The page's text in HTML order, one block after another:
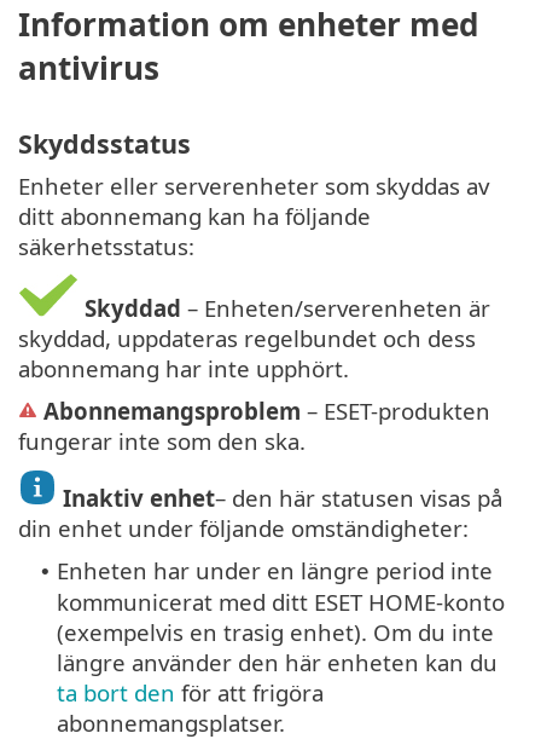
Information om enheter med
antivirus
Skyddsstatus
Enheter eller serverenheter som skyddas av
ditt abonnemang kan ha följande
säkerhetsstatus:
Skyddad – Enheten/serverenheten är
skyddad, uppdateras regelbundet och dess
abonnemang har inte upphört.
Abonnemangsproblem – ESET-produkten
fungerar inte som den ska.
Inaktiv enhet– den här statusen visas på
din enhet under följande omständigheter:
• Enheten har under en längre period inte
kommunicerat med ditt ESET HOME-konto
(exempelvis en trasig enhet). Om du inte
längre använder den här enheten kan du
ta bort den för att frigöra
abonnemangsplatser.